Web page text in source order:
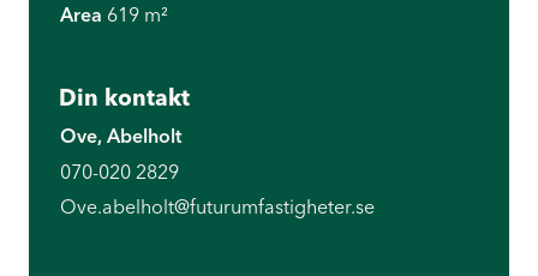
Area 619 m²
Din kontakt
Ove, Abelholt
070-020 2829
Ove.abelholt@futurumfastigheter.se